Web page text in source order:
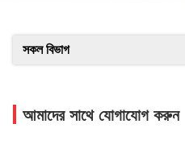
সকল বিভাগ
আমাদের সাথে যোগাযোগ করুন